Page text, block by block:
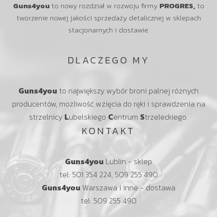
Guns4you to nowy rozdział w rozwoju firmy PROGRES, to
tworzenie nowej jakości sprzedaży detalicznej w sklepach
stacjonarnych i dostawie.
DLACZEGO MY
Guns4you to największy wybór broni palnej różnych
producentów, możliwość wzięcia do ręki i sprawdzenia na
strzelnicy Lubelskiego Centrum Strzeleckiego.
KONTAKT
Guns4you Lublin - sklep
tel: 501 354 224, 509 255 490
Guns4you Warszawa i inne - dostawa
tel: 509 255 490